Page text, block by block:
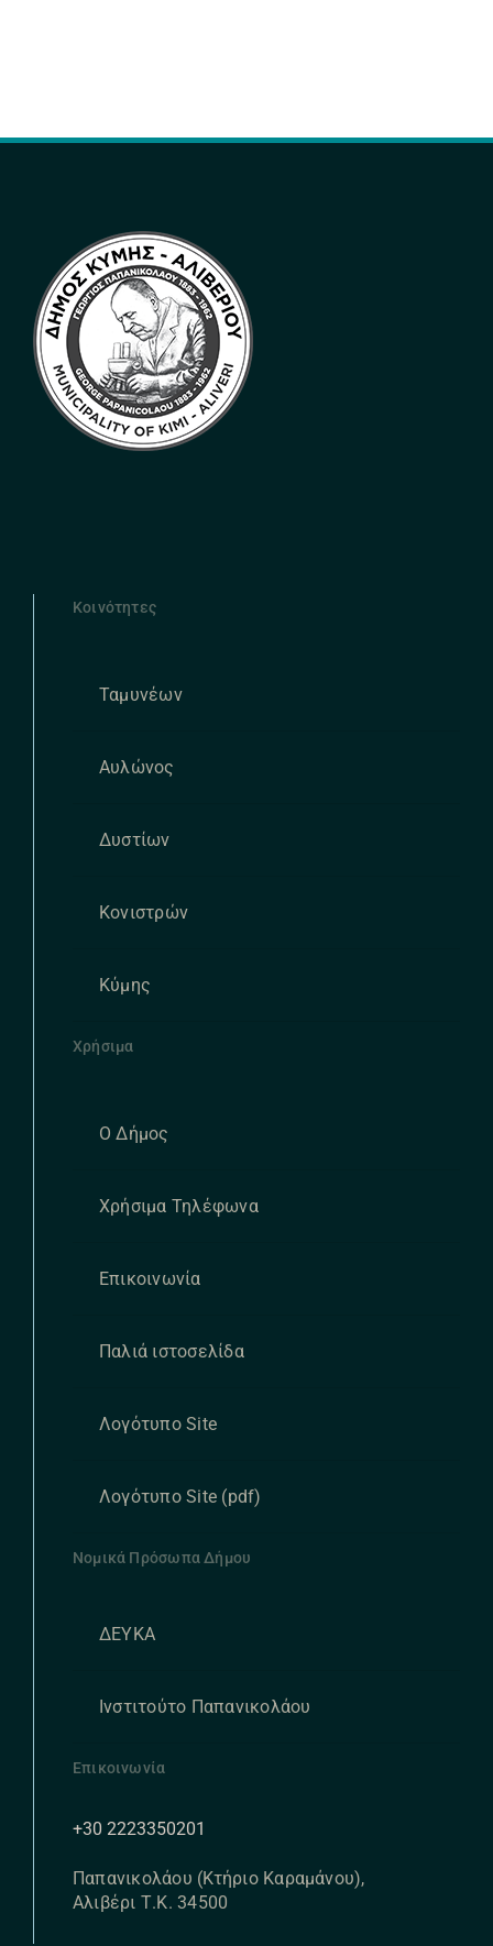
Κοινότητες
Ταμυνέων
Αυλώνος
Δυστίων
Κονιστρών
Κύμης
Χρήσιμα
Ο Δήμος
Χρήσιμα Τηλέφωνα
Επικοινωνία
Παλιά ιστοσελίδα
Λογότυπο Site
Λογότυπο Site (pdf)
Νομικά Πρόσωπα Δήμου
ΔΕΥΚΑ
Ινστιτούτο Παπανικολάου
Επικοινωνία
+30 2223350201
Παπανικολάου (Κτήριο Καραμάνου),
Αλιβέρι Τ.Κ. 34500